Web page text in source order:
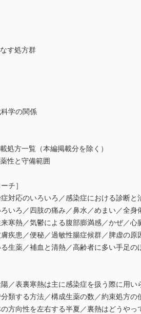
す処方群
学の関係
処方一覧（本編掲載分を除く）
性と守備範囲
チ］
対応のいろいろ／感染症における診断
いろ／四肢の痛み／鼻水／めまい／全
寒熱／気鬱による腹部膨満感／かぜ／
疾患／便秘／過敏性腸症候群／脾虚の
生薬／補血と清熱／高齢者に多い手足の
／表裏寒熱は主に感染症を扱う際に用
類する方法／構成生薬の数／約束処方
方向性を左右する半夏／裏熱はどうや